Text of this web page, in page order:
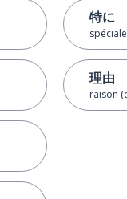
特に
理由
raison